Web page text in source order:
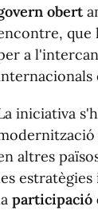
obert
que
a
iniciativa
altres
participació